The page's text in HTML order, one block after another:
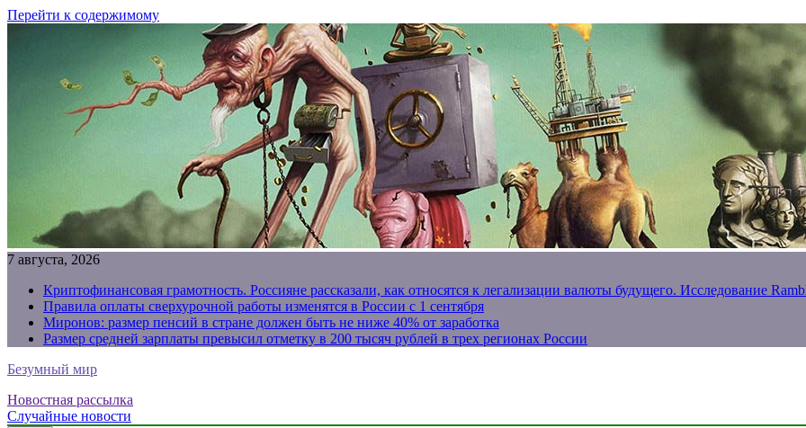
Перейти к содержимому
7 августа, 2026
Криптофинансовая грамотность. Россияне рассказали, как относятся к легализации валюты будущего. Исследование
Правила оплаты сверхурочной работы изменятся в России с 1 сентября
Миронов: размер пенсий в стране должен быть не ниже 40% от заработка
Размер средней зарплаты превысил отметку в 200 тысяч рублей в трех регионах России
Безумный мир
Новостная рассылка
Случайные новости